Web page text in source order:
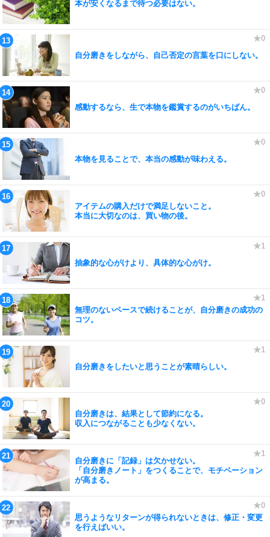
本が安くなるまで待つ必要はない。
自分磨きをしながら、自己否定の言葉を口にしない。
感動するなら、生で本物を鑑賞するのがいちばん。
本物を見ることで、本当の感動が味わえる。
アイテムの購入だけで満足しないこと。
本当に大切なのは、買い物の後。
抽象的な心がけより、具体的な心がけ。
無理のないペースで続けることが、自分磨きの成功の
コツ。
自分磨きをしたいと思うことが素晴らしい。
自分磨きは、結果として節約になる。
収入につながることも少なくない。
自分磨きに「記録」は欠かせない。
「自分磨きノート」をつくることで、モチベーション
が高まる。
思うようなリターンが得られないときは、修正・変更
を行えばいい。